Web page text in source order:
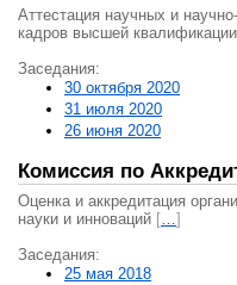
Аттестация научных и
кадров высшей квалификации
Заседания:
30 октября 2020
31 июля 2020
26 июня 2020
Комиссия по
Оценка и аккредитация
науки и инноваций […]
Заседания:
25 мая 2018